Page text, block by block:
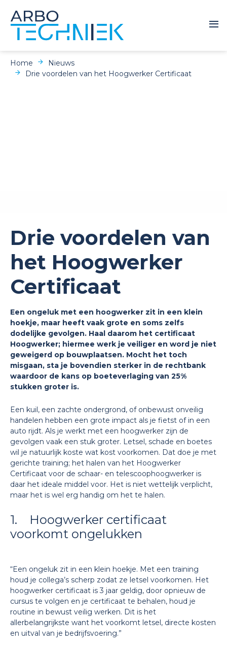
Home
Nieuws
Drie voordelen van het Hoogwerker Certificaat
Drie voordelen van
het Hoogwerker
Certificaat
Een ongeluk met een hoogwerker zit in een klein
hoekje, maar heeft vaak grote en soms zelfs
dodelijke gevolgen. Haal daarom het certificaat
Hoogwerker; hiermee werk je veiliger en word je niet
geweigerd op bouwplaatsen. Mocht het toch
misgaan, sta je bovendien sterker in de rechtbank
waardoor de kans op boeteverlaging van 25%
stukken groter is.
Een kuil, een zachte ondergrond, of onbewust onveilig
handelen hebben een grote impact als je fietst of in een
auto rijdt. Als je werkt met een hoogwerker zijn de
gevolgen vaak een stuk groter. Letsel, schade en boetes
wil je natuurlijk koste wat kost voorkomen. Dat doe je met
gerichte training; het halen van het Hoogwerker
Certificaat voor de schaar- en telescoophoogwerker is
daar het ideale middel voor. Het is niet wettelijk verplicht,
maar het is wel erg handig om het te halen.
1. Hoogwerker certificaat
voorkomt ongelukken
“Een ongeluk zit in een klein hoekje. Met een training
houd je collega’s scherp zodat ze letsel voorkomen. Het
hoogwerker certificaat is 3 jaar geldig, door opnieuw de
cursus te volgen en je certificaat te behalen, houd je
routine in bewust veilig werken. Dit is het
allerbelangrijkste want het voorkomt letsel, directe kosten
en uitval van je bedrijfsvoering.”